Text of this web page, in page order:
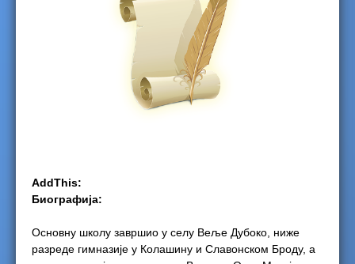
AddThis:
Биографија:
Основну школу завршио у селу Веље Дубоко, ниже
разреде гимназије у Колашину и Славонском Броду, а